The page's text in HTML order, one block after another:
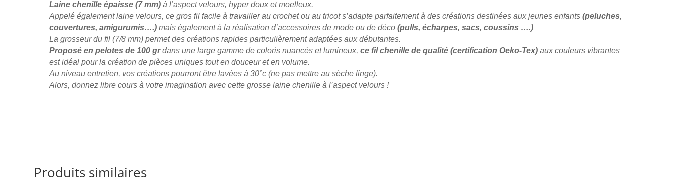
Laine chenille épaisse (7 mm) à l’aspect velours, hyper doux et moelleux.
Appelé également laine velours, ce gros fil facile à travailler au crochet ou au tricot s’adapte parfaitement à des créations destinées aux jeunes enfants(peluches,
couvertures, amigurumis….) mais également à la réalisation d’accessoires de mode ou de déco(pulls, écharpes, sacs, coussins ….)
La grosseur du fil (7/8 mm) permet des créations rapides particulièrement adaptées aux débutantes.
Proposé en pelotes de 100 grdans une large gamme de coloris nuancés et lumineux,ce fil chenille de qualité (certification Oeko-Tex) aux couleurs vibrantes
est idéal pour la création de pièces uniques tout en douceur et en volume.
Au niveau entretien, vos créations pourront être lavées à 30°c (ne pas mettre au sèche linge).
Alors, donnez libre cours à votre imagination avec cette grosse laine chenille à l’aspect velours !
Produits similaires